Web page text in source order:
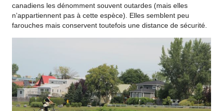
canadiens les dénomment souvent outardes (mais elles
n’appartiennent pas à cette espèce). Elles semblent peu
farouches mais conservent toutefois une distance de sécurité.